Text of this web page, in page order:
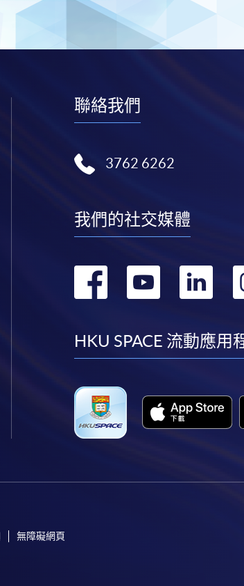
聯絡我們
3762 6262
我們的社交媒體
轉
facebook
轉
HKU SPACE 流動應用
無障礙網頁